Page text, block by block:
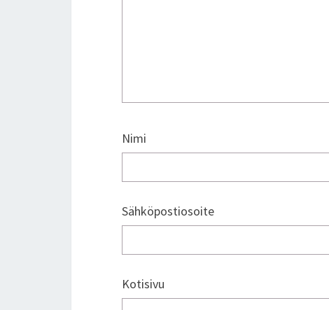
Nimi
Sähköpostiosoite
Kotisivu